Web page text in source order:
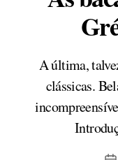
A última,
clássicas.